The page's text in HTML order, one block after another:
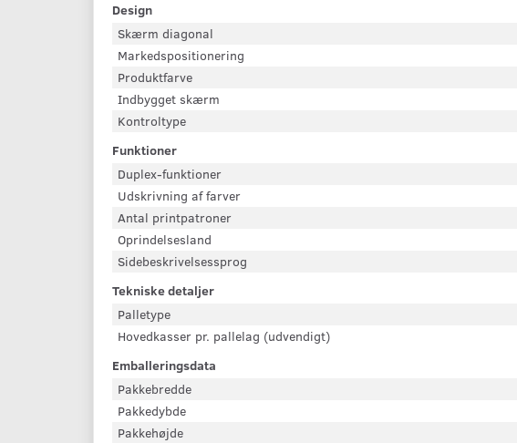
Design
Skærm diagonal
Markedspositionering
Produktfarve
Indbygget skærm
Kontroltype
Funktioner
Duplex-funktioner
Udskrivning af farver
Antal printpatroner
Oprindelsesland
Sidebeskrivelsessprog
Tekniske detaljer
Palletype
Hovedkasser pr. pallelag (udvendigt)
Emballeringsdata
Pakkebredde
Pakkedybde
Pakkehøjde